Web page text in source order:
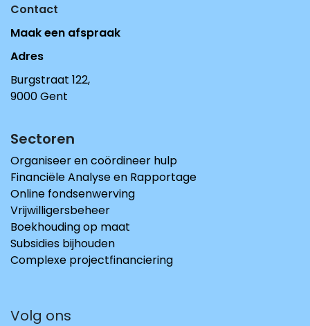
Contact
Maak een afspraak
Adres
Burgstraat 122,
9000 Gent
Sectoren
Organiseer en coördineer hulp
Financiële Analyse en Rapportage
Online fondsenwerving
Vrijwilligersbeheer
Boekhouding op maat
Subsidies bijhouden
Complexe projectfinanciering
Volg ons